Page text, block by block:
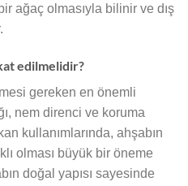
ağaç olmasıyla bilinir ve dış
edilmelidir?
gereken en önemli
nem direnci ve koruma
kullanımlarında, ahşabın
olması büyük bir öneme
doğal yapısı sayesinde